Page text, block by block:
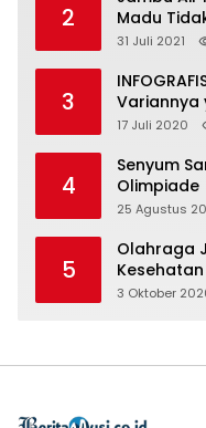
2
Madu
31 Juli 2021
3
Variannya
17 Juli 2020
4
Senyum
Olimpiade
25 Agustus
5
Olahraga
Kesehatan
3 Oktober